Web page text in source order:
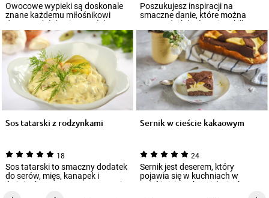
Owocowe wypieki są doskonale
znane każdemu miłośnikowi
domowych łakoci. Kawałek
szarlotki do fili...
Poszukujesz inspiracji na
smaczne danie, które można
przyrządzić dosłownie w kilka
chwil? Koniecz...
Sos tatarski z rodzynkami
18
Sos tatarski to smaczny dodatek
do serów, mięs, kanapek i
świeżych warzyw. Przygotowuje
Sernik w cieście kakaowym
24
Sernik jest deserem, który
pojawia się w kuchniach w
najróżniejszych wcieleniach,